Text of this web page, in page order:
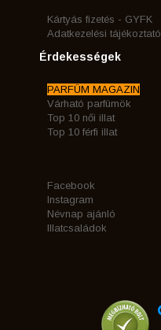
Kártyás fizetés - GYFK
Adatkezelési tájékoztató
Érdekességek
PARFÜM MAGAZIN
Várható parfümök
Top 10 női illat
Top 10 férfi illat
Facebook
Instagram
Névnap ajánló
Illatcsaládok